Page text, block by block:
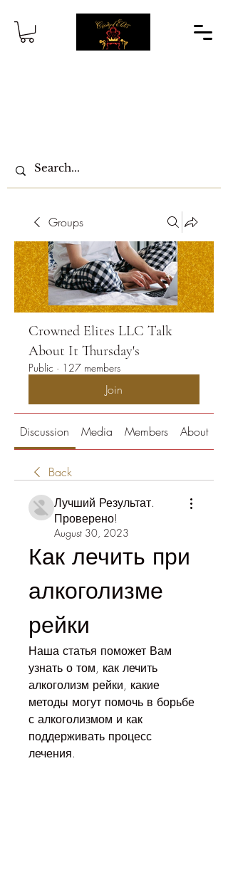
Groups
Crowned Elites LLC Talk
About It Thursday's
Public · 127 members
Join
Discussion Media Members About
Back
Лучший Результат.
Проверено!
August 30, 2023
Как лечить при
алкоголизме
рейки
Наша статья поможет Вам
узнать о том, как лечить
алкоголизм рейки, какие
методы могут помочь в борьбе
с алкоголизмом и как
поддерживать процесс
лечения.